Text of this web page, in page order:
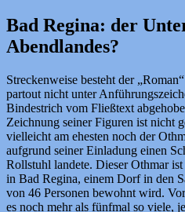
Bad Regina: der
Abendlandes?
Streckenweise besteht der
partout nicht unter
Bindestrich vom Fließtext
Zeichnung seiner Figuren ist nicht
vielleicht am ehesten noch der
aufgrund seiner Einladung einen
Rollstuhl landete. Dieser Othmar
in Bad Regina, einem Dorf in den
von 46 Personen bewohnt wird.
es noch mehr als fünfmal so viele,